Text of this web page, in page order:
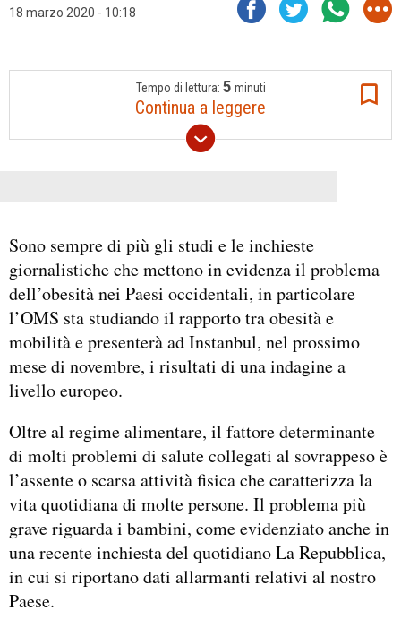
18 marzo 2020 - 10:18
Tempo di lettura: 5 minuti
Continua a leggere
Sono sempre di più gli studi e le inchieste
giornalistiche che mettono in evidenza il problema
dell’obesità nei Paesi occidentali, in particolare
l’OMS sta studiando il rapporto tra obesità e
mobilità e presenterà ad Instanbul, nel prossimo
mese di novembre, i risultati di una indagine a
livello europeo.
Oltre al regime alimentare, il fattore determinante
di molti problemi di salute collegati al sovrappeso è
l’assente o scarsa attività fisica che caratterizza la
vita quotidiana di molte persone. Il problema più
grave riguarda i bambini, come evidenziato anche in
una recente inchiesta del quotidiano La Repubblica,
in cui si riportano dati allarmanti relativi al nostro
Paese.